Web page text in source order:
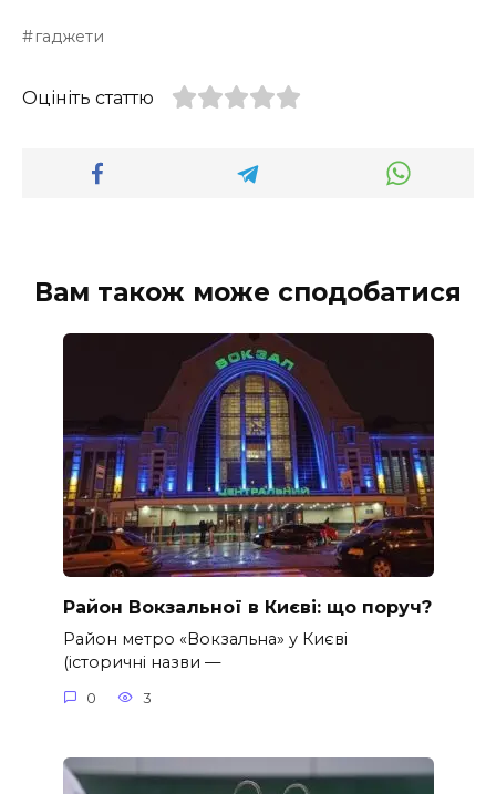
гаджети
Оцініть статтю
Вам також може сподобатися
Район Вокзальної в Києві: що поруч?
Район метро «Вокзальна» у Києві
(історичні назви —
0 3